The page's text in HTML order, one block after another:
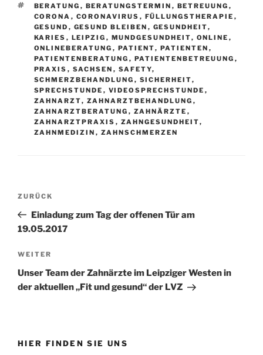
SCHLAGWÖRTER
BERATUNG , BERATUNGSTERMIN , BETREUUNG ,
CORONA , CORONAVIRUS , FÜLLUNGSTHERAPIE ,
GESUND , GESUND BLEIBEN , GESUNDHEIT,
KARIES , LEIPZIG , MUNDGESUNDHEIT, ONLINE ,
ONLINEBERATUNG , PATIENT, PATIENTEN ,
PATIENTENBERATUNG , PATIENTENBETREUUNG ,
PRAXIS , SACHSEN , SAFETY,
SCHMERZBEHANDLUNG , SICHERHEIT,
SPRECHSTUNDE , VIDEOSPRECHSTUNDE ,
ZAHNARZT, ZAHNARZTBEHANDLUNG ,
ZAHNARZTBERATUNG , ZAHNÄRZTE ,
ZAHNARZTPRAXIS , ZAHNGESUNDHEIT,
ZAHNMEDIZIN , ZAHNSCHMERZEN
Beitragsnavigation
Vorheriger
Beitrag
ZURÜCK
Einladung zum Tag der offenen Tür am
19.05.2017
Nächster
Beitrag
WEITER
Unser Team der Zahnärzte im Leipziger Westen in
der aktuellen „Fit und gesund“ der LVZ
HIER FINDEN SIE UNS